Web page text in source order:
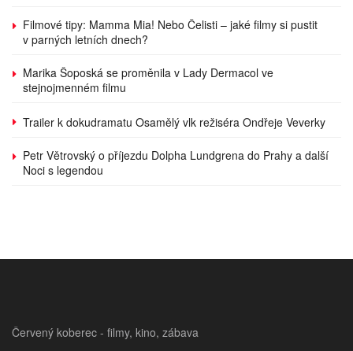
Filmové tipy: Mamma Mia! Nebo Čelisti – jaké filmy si pustit
v parných letních dnech?
Marika Šoposká se proměnila v Lady Dermacol ve
stejnojmenném filmu
Trailer k dokudramatu Osamělý vlk režiséra Ondřeje Veverky
Petr Větrovský o příjezdu Dolpha Lundgrena do Prahy a další
Noci s legendou
Červený koberec - filmy, kino, zábava